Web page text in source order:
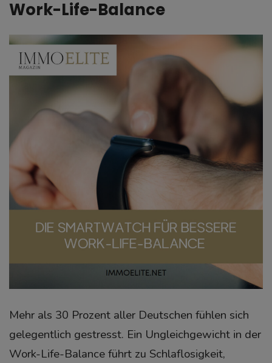
Work-Life-Balance
Mehr als 30 Prozent aller Deutschen fühlen sich
gelegentlich gestresst. Ein Ungleichgewicht in der
Work-Life-Balance führt zu Schlaflosigkeit,